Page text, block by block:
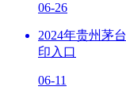
06-26
2024年贵州茅
印入口
06-11